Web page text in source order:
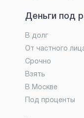
Деньги под
В долг
От частного
Срочно
Взять
В Москве
Под проценты